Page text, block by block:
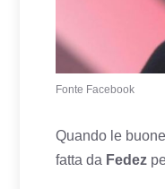
Fonte Facebook
Quando le
fatta da Fedez